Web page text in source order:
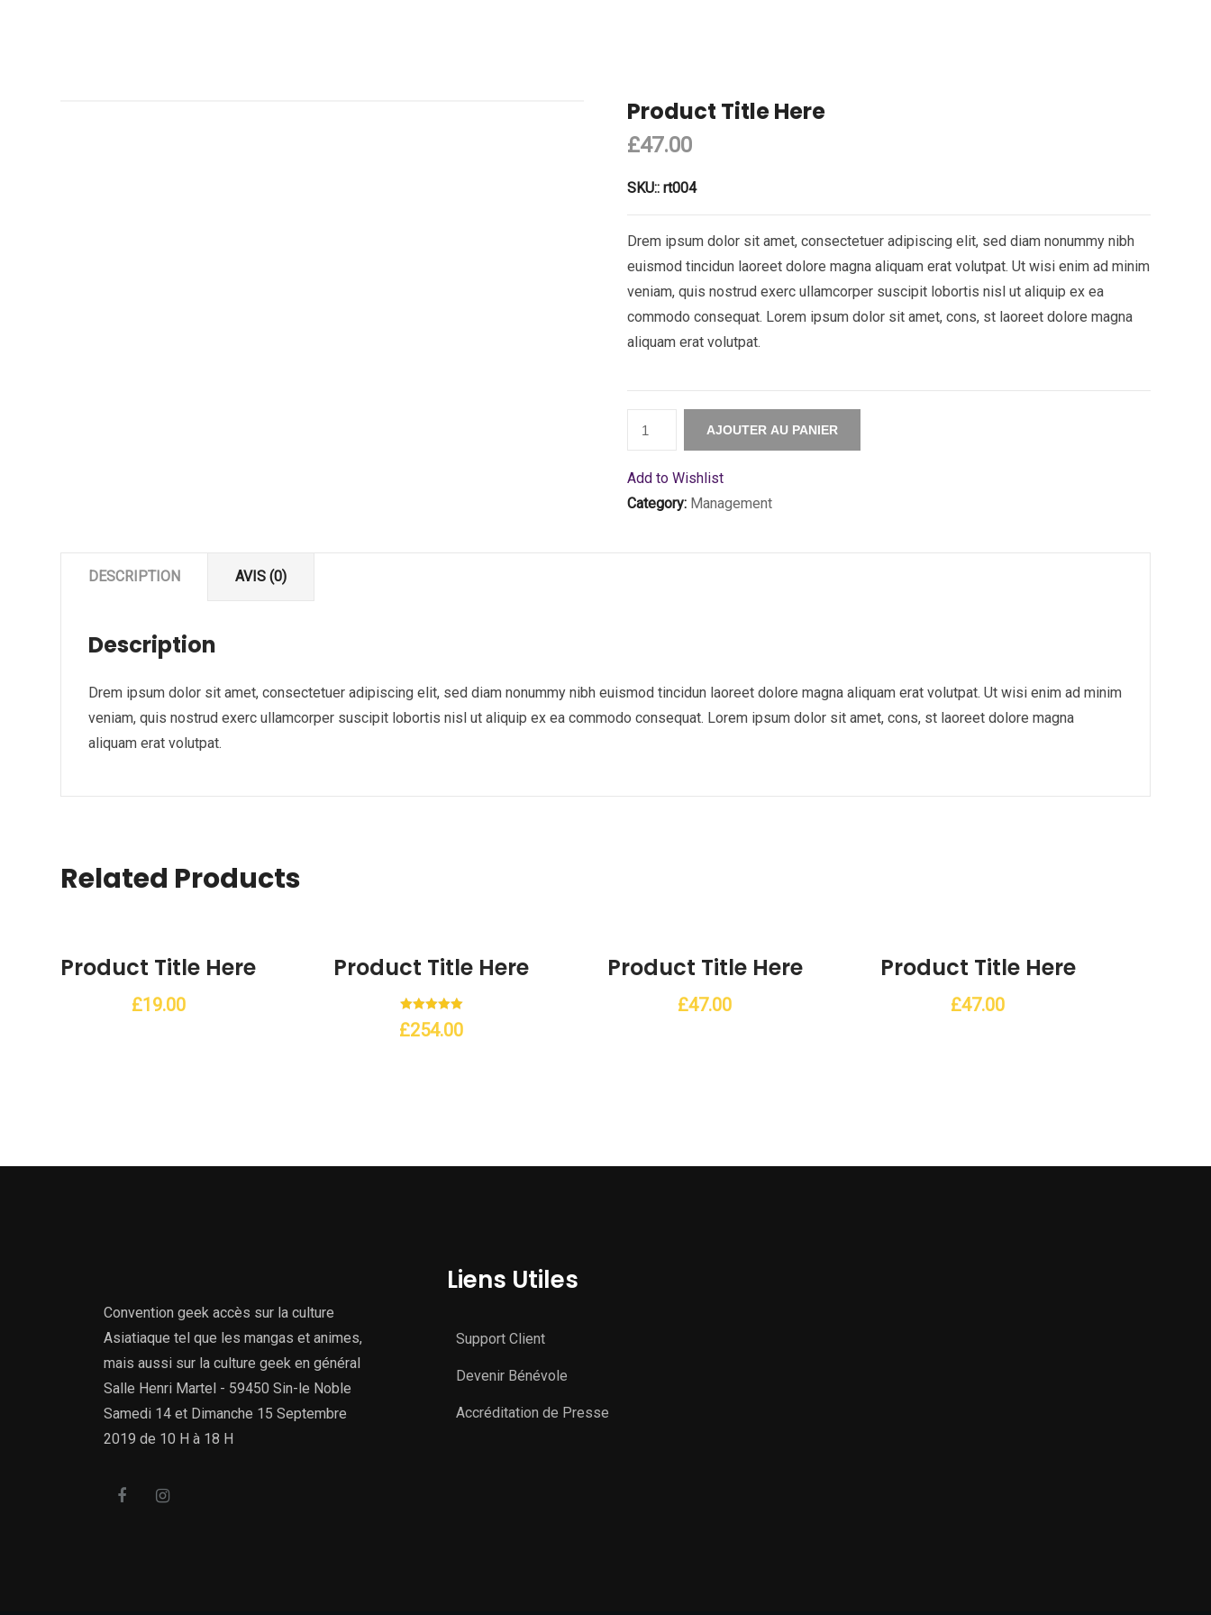
Product Title Here
£47.00
SKU::rt004
Drem ipsum dolor sit amet, consectetuer adipiscing elit, sed diam nonummy nibh
euismod tincidun laoreet dolore magna aliquam erat volutpat. Ut wisi enim ad minim
veniam, quis nostrud exerc ullamcorper suscipit lobortis nisl ut aliquip ex ea
commodo consequat. Lorem ipsum dolor sit amet, cons, st laoreet dolore magna
aliquam erat volutpat.
Quantité AJOUTER AU PANIER
Add to Wishlist
Category: Management
DESCRIPTION AVIS (0)
Description
Drem ipsum dolor sit amet, consectetuer adipiscing elit, sed diam nonummy nibh euismod tincidun laoreet dolore magna aliquam erat volutpat. Ut wisi enim ad minim
veniam, quis nostrud exerc ullamcorper suscipit lobortis nisl ut aliquip ex ea commodo consequat. Lorem ipsum dolor sit amet, cons, st laoreet dolore magna
aliquam erat volutpat.
Related Products
Product Title Here
£19.00
Product Title Here
Note
5.00
£254.00
Product Title Here
£47.00
Product Title Here
£47.00
Convention geek accès sur la culture
Asiatiaque tel que les mangas et animes,
mais aussi sur la culture geek en général
Salle Henri Martel - 59450 Sin-le Noble
Samedi 14 et Dimanche 15 Septembre
2019 de 10 H à 18 H
Liens Utiles
Support Client
Devenir Bénévole
Accréditation de Presse